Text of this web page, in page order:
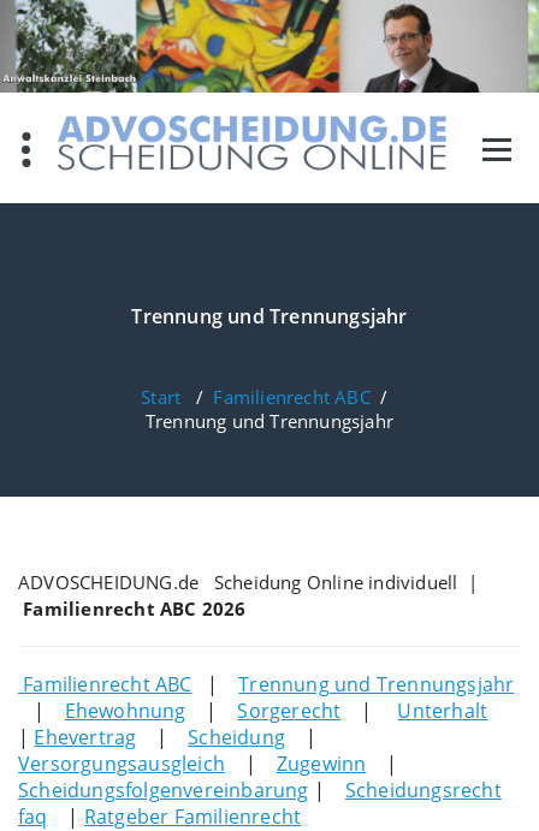
Zum
Inhalt
springen
Trennung und Trennungsjahr
Start / Familienrecht ABC/
Trennung und Trennungsjahr
ADVOSCHEIDUNG.de Scheidung Online individuell |
Familienrecht ABC 2026
Familienrecht ABC |Trennung und Trennungsjahr
| Ehewohnung |Sorgerecht | Unterhalt
| Ehevertrag |Scheidung |
Versorgungsausgleich | Zugewinn |
Scheidungsfolgenvereinbarung | Scheidungsrecht
faq | Ratgeber Familienrecht